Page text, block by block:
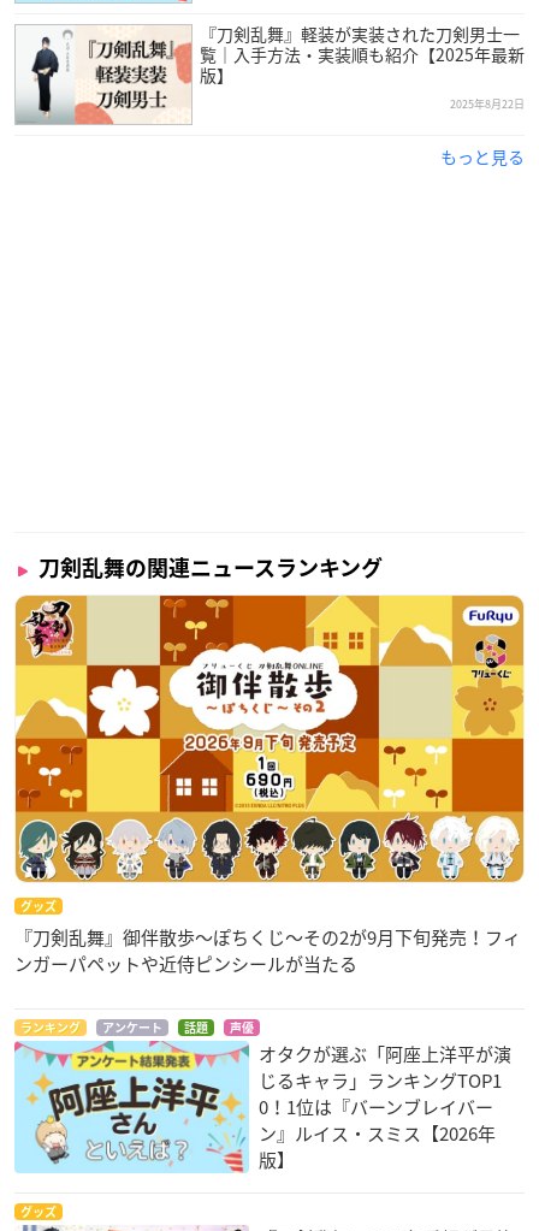
『刀剣乱舞』軽装が実装された刀剣男士一
覧｜入手方法・実装順も紹介【2025年最新
版】
2025年8月22日
もっと見る
刀剣乱舞の関連ニュースランキング
グッズ
『刀剣乱舞』御伴散歩～ぽちくじ～その2が9月下旬発売！フィ
ンガーパペットや近侍ピンシールが当たる
ランキング アンケート 話題 声優
オタクが選ぶ「阿座上洋平が演
じるキャラ」ランキングTOP1
0！1位は『バーンブレイバー
ン』ルイス・スミス【2026年
版】
グッズ